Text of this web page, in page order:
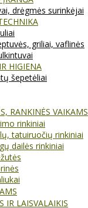
drėgmės surinkėjai
griliai, vaflinės
HIGIENA
šepetėliai
RANKINĖS VAIKAMS
rinkiniai
tatuiruočių rinkiniai
dailės rinkiniai
IR LAISVALAIKIS